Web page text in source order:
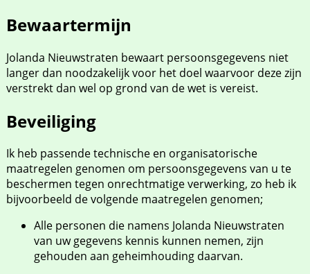
Bewaartermijn
Jolanda Nieuwstraten bewaart persoonsgegevens niet
langer dan noodzakelijk voor het doel waarvoor deze zijn
verstrekt dan wel op grond van de wet is vereist.
Beveiliging
Ik heb passende technische en organisatorische
maatregelen genomen om persoonsgegevens van u te
beschermen tegen onrechtmatige verwerking, zo heb ik
bijvoorbeeld de volgende maatregelen genomen;
Alle personen die namens Jolanda Nieuwstraten
van uw gegevens kennis kunnen nemen, zijn
gehouden aan geheimhouding daarvan.